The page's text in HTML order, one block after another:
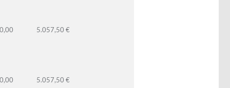
5.057,50 €
5.057,50 €